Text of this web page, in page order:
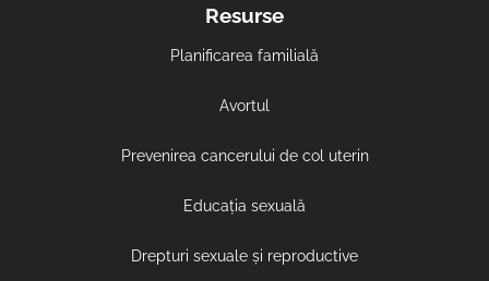
Resurse
Planificarea familială
Avortul
Prevenirea cancerului de col uterin
Educația sexuală
Drepturi sexuale și reproductive